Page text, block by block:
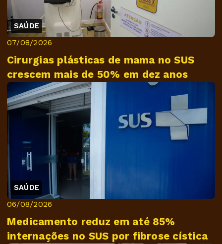
SAÚDE
07/08/2026
Cirurgias plásticas de mama no SUS
crescem mais de 50% em dez anos
SAÚDE
06/08/2026
Medicamento reduz em até 85%
internações no SUS por fibrose cística